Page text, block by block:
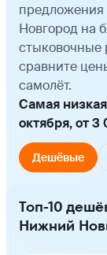
Новгород на
стыковочные
сравните
самолёт.
Самая
октября, от 3
Дешёвые
Топ-10
Нижний